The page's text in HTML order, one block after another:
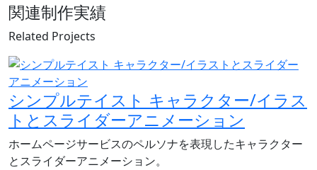
関連制作実績
Related Projects
シンプルテイスト キャラクター/イラス
トとスライダーアニメーション
ホームページサービスのペルソナを表現したキャラクター
とスライダーアニメーション。